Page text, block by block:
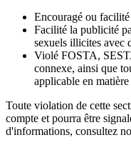
Encouragé ou
Facilité la publicité
sexuels illicites avec
Violé FOSTA,
connexe, ainsi que
applicable en
Toute violation de cette
compte et pourra être
d'informations, consultez